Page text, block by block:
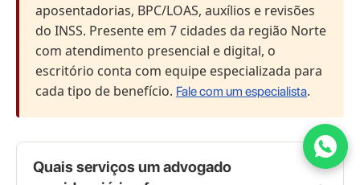
aposentadorias, BPC/LOAS, auxílios e revisões
do INSS. Presente em 7 cidades da região Norte
com atendimento presencial e digital, o
escritório conta com equipe especializada para
cada tipo de benefício. Fale com um especialista.
Quais serviços um advogado